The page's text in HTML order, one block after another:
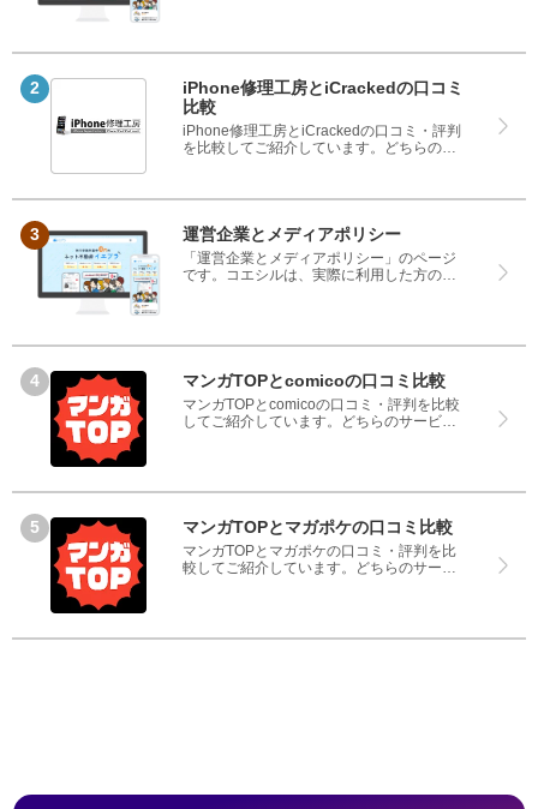
なく、悪い口コミもしっかり掲載している
さい。
iPhone修理工房とiCrackedの口コミ
比較
iPhone修理工房とiCrackedの口コミ・評判
を比較してご紹介しています。どちらのサ
て、iPhone修理工房とiCrackedのどちらを
運営企業とメディアポリシー
「運営企業とメディアポリシー」のページ
です。コエシルは、実際に利用した方の口
なく、悪い口コミもしっかり掲載している
さい。
マンガTOPとcomicoの口コミ比較
マンガTOPとcomicoの口コミ・評判を比較
してご紹介しています。どちらのサービス
てください。
マンガTOPとマガポケの口コミ比較
マンガTOPとマガポケの口コミ・評判を比
較してご紹介しています。どちらのサービ
にしてください。